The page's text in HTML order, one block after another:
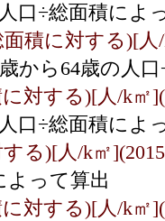
口÷総面積によ
積に対する)[人
から64歳の人
対する)[人/k㎡
口÷総面積によ
る)[人/k㎡
よって算出
対する)[人/k㎡